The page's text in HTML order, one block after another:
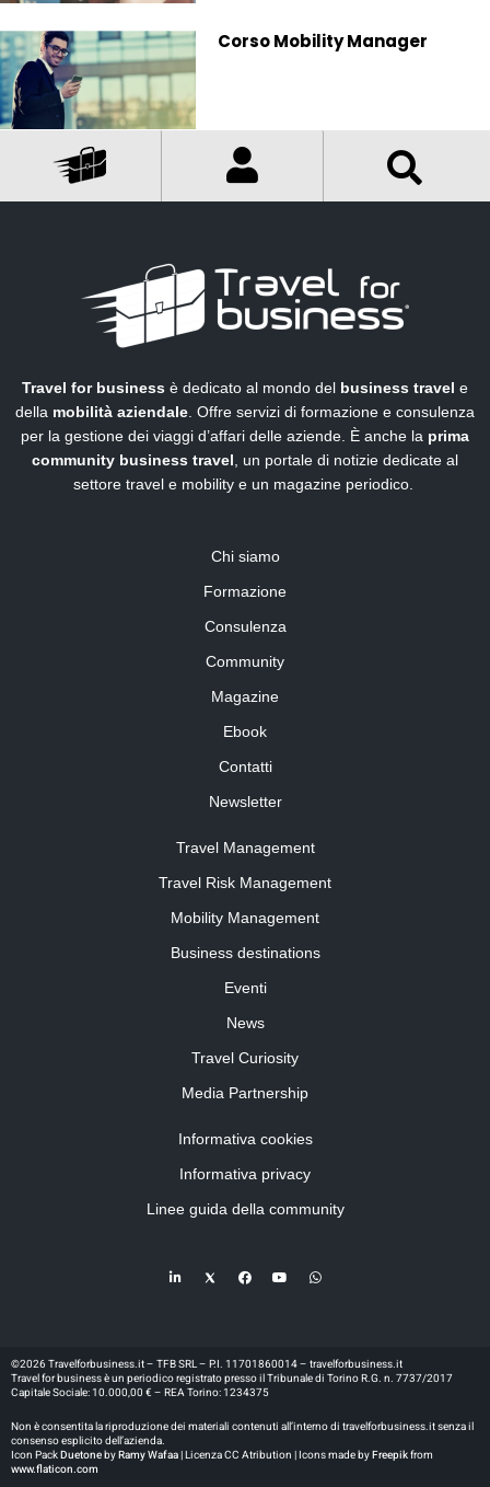
Corso Mobility Manager
Travel for business è dedicato al mondo del business travel e
della mobilità aziendale . Offre servizi di formazione e consulenza
per la gestione dei viaggi d’affari delle aziende. È anche la prima
community business travel , un portale di notizie dedicate al
settore travel e mobility e un magazine periodico.
Chi siamo
Formazione
Consulenza
Community
Magazine
Ebook
Contatti
Newsletter
Travel Management
Travel Risk Management
Mobility Management
Business destinations
Eventi
News
Travel Curiosity
Media Partnership
Informativa cookies
Informativa privacy
Linee guida della community
©2026 Travelforbusiness.it – TFB SRL – P.I. 11701860014 – travelforbusiness.it
Travel for business è un periodico registrato presso il Tribunale di Torino R.G. n. 7737/2017
Capitale Sociale: 10.000,00 € – REA Torino: 1234375
Non è consentita la riproduzione dei materiali contenuti all’interno di travelforbusiness.it senza il
consenso esplicito dell’azienda.
Icon PackDuetonebyRamy Wafaa |Licenza CC Atribution | Icons made byFreepikfrom
www.flaticon.com